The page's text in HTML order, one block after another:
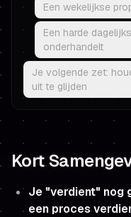
Een wekelijkse
Een harde
onderhandelt
Je volgende zet:
uit te glijden
Kort
Je "verdient" nog
een proces